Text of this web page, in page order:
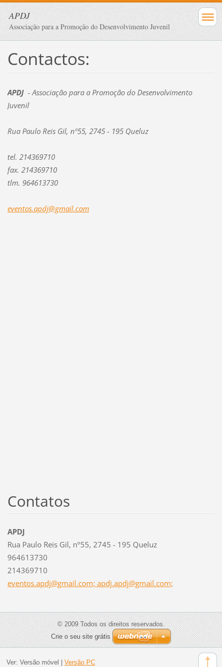
APDJ
Associação para a Promoção do Desenvolvimento Juvenil
Contactos:
APDJ- Associação para a Promoção do Desenvolvimento
Juvenil
Rua Paulo Reis Gil, nº55, 2745 - 195 Queluz
tel. 214369710
fax. 214369710
tlm. 964613730
eventos.apdj@gmail.com
Contatos
APDJ
Rua Paulo Reis Gil, nº55, 2745 - 195 Queluz
964613730
214369710
eventos.apdj@gmail.com; apdj.apdj@gmail.com;
© 2009 Todos os direitos reservados.
Crie o seu site grátis
Ver: Versão móvel Versão PC